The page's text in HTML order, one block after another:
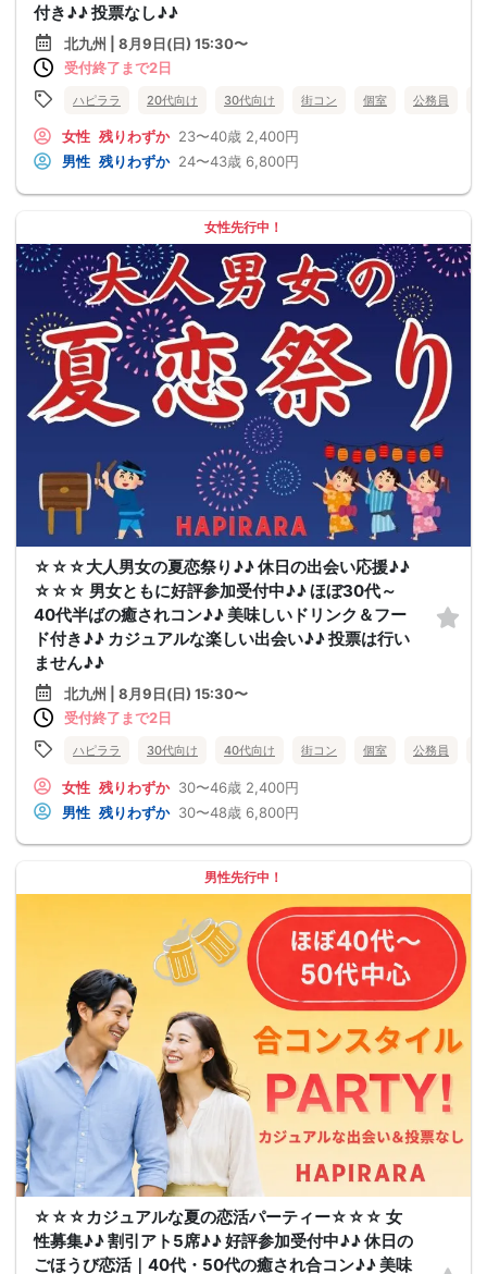
付き♪♪ 投票なし♪♪
北九州 | 8月9日(日) 15:30〜
受付終了まで2日
ハピララ 20代向け 30代向け 街コン 個室 公務員
女性 残りわずか 23〜40歳 2,400円
男性 残りわずか 24〜43歳 6,800円
女性先行中！
☆☆☆大人男女の夏恋祭り♪♪ 休日の出会い応援♪♪
☆☆☆ 男女ともに好評参加受付中♪♪ ほぼ30代～
40代半ばの癒されコン♪♪ 美味しいドリンク＆フー
ド付き♪♪ カジュアルな楽しい出会い♪♪ 投票は行い
ません♪♪
北九州 | 8月9日(日) 15:30〜
受付終了まで2日
ハピララ 30代向け 40代向け 街コン 個室 公務員
女性 残りわずか 30〜46歳 2,400円
男性 残りわずか 30〜48歳 6,800円
男性先行中！
☆☆☆カジュアルな夏の恋活パーティー☆☆☆ 女
性募集♪♪ 割引アト5席♪♪ 好評参加受付中♪♪ 休日の
ごほうび恋活｜40代・50代の癒され合コン♪♪ 美味